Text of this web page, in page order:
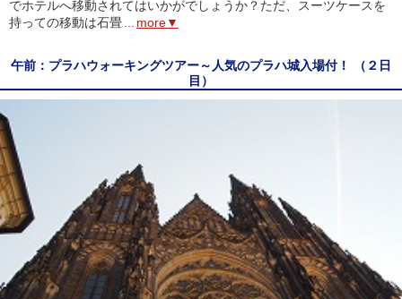
でホテルへ移動されてはいかがでしょうか？ただ、スーツケースを
持っての移動は石畳
more▼
午前：プラハウォーキングツアー～人気のプラハ城入場付！ （２日
目）